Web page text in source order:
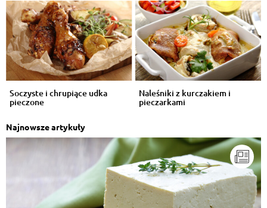
Soczyste i chrupiące udka
pieczone
Naleśniki z kurczakiem i
pieczarkami
Najnowsze artykuły